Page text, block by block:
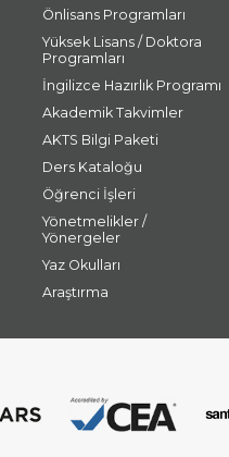
Önlisans Programları
Yüksek Lisans / Doktora
Programları
İngilizce Hazırlık Programı
Akademik Takvimler
AKTS Bilgi Paketi
Ders Kataloğu
Öğrenci İşleri
Yönetmelikler /
Yönergeler
Yaz Okulları
Araştırma